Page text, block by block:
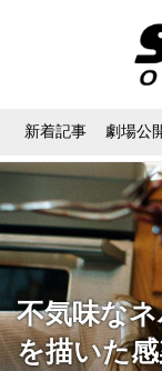
新着記事 劇場公
不気味な
を描いた